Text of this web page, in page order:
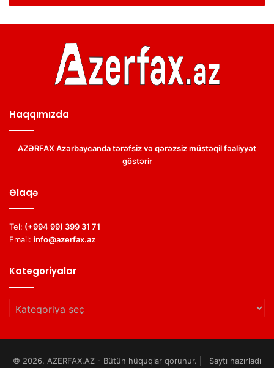
Haqqımızda
AZƏRFAX Azərbaycanda tərəfsiz və qərəzsiz müstəqil fəaliyyət
göstərir
Əlaqə
Tel: (+994 99) 399 31 71
Email: info@azerfax.az
Kategoriyalar
Kategoriyalar
© 2026, AZERFAX.AZ - Bütün hüquqlar qorunur. | Saytı hazırladı